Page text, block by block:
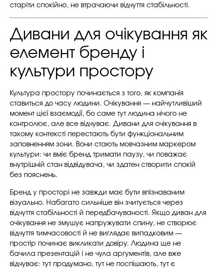
старіти спокійно, не втрачаючи відчуття стабільності.
Дивани для очікування як
елемент бренду і
культури простору
Культура простору починається з того, як компанія
ставиться до часу людини. Очікування — найчутливіший
момент цієї взаємодії, бо саме тут людина нічого не
контролює, але все відчуває. Дивани для очікування в
такому контексті перестають бути функціональним
заповненням зони. Вони стають мовчазним маркером
культури: чи вміє бренд тримати паузу, чи поважає
внутрішній стан відвідувача, чи здатен створити спокій
без пояснень.
Бренд у просторі не завжди має бути впізнаваним
візуально. Набагато сильніше він зчитується через
відчуття стабільності й передбачуваності. Якщо диван для
очікування не змушує напружувати спину, не створює
відчуття тимчасовості й не виглядає випадковим —
простір починає викликати довіру. Людина ще не
бачила презентацій і не чула аргументів, але вже
відчуває: тут продумано, тут не поспішають, тут є